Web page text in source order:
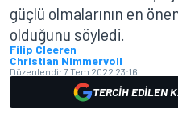
güçlü olmalarının en
olduğunu söyledi.
Filip Cleeren
Christian Nimmervoll
Düzenlendi: 7 Tem 2022 23:16
TERCIH EDILEN